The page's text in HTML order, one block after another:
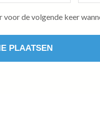
de volgende keer